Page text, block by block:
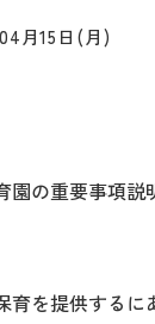
保育園一覧
月15日(月)
園の重要事項説
育を提供するに